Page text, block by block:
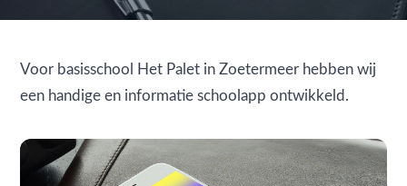
Voor basisschool Het Palet in Zoetermeer hebben wij
een handige en informatie schoolapp ontwikkeld.